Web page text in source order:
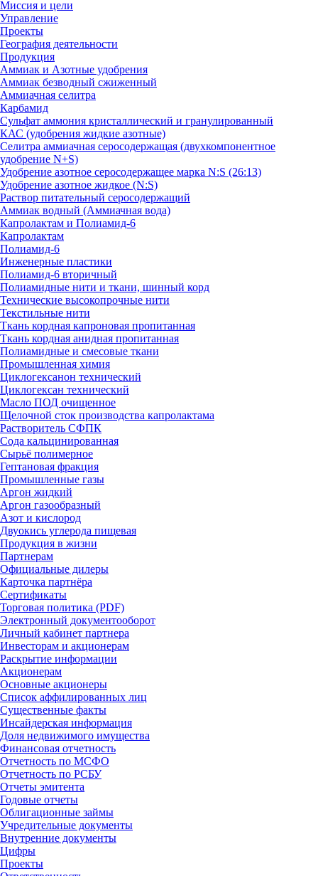
Миссия и цели
Управление
Проекты
География деятельности
Продукция
Аммиак и Азотные удобрения
Аммиак безводный сжиженный
Аммиачная селитра
Карбамид
Сульфат аммония кристаллический и гранулированный
КАС (удобрения жидкие азотные)
Селитра аммиачная серосодержащая (двухкомпонентное
удобрение N+S)
Удобрение азотное серосодержащее марка N:S (26:13)
Удобрение азотное жидкое (N:S)
Раствор питательный серосодержащий
Аммиак водный (Аммиачная вода)
Капролактам и Полиамид-6
Капролактам
Полиамид-6
Инженерные пластики
Полиамид-6 вторичный
Полиамидные нити и ткани, шинный корд
Технические высокопрочные нити
Текстильные нити
Ткань кордная капроновая пропитанная
Ткань кордная анидная пропитанная
Полиамидные и смесовые ткани
Промышленная химия
Циклогексанон технический
Циклогексан технический
Масло ПОД очищенное
Щелочной сток производства капролактама
Растворитель СФПК
Сода кальцинированная
Сырьё полимерное
Гептановая фракция
Промышленные газы
Аргон жидкий
Аргон газообразный
Азот и кислород
Двуокись углерода пищевая
Продукция в жизни
Партнерам
Официальные дилеры
Карточка партнёра
Сертификаты
Торговая политика (PDF)
Электронный документооборот
Личный кабинет партнера
Инвесторам и акционерам
Раскрытие информации
Акционерам
Основные акционеры
Список аффилированных лиц
Существенные факты
Инсайдерская информация
Доля недвижимого имущества
Финансовая отчетность
Отчетность по МСФО
Отчетность по РСБУ
Отчеты эмитента
Годовые отчеты
Облигационные займы
Учредительные документы
Внутренние документы
Цифры
Проекты